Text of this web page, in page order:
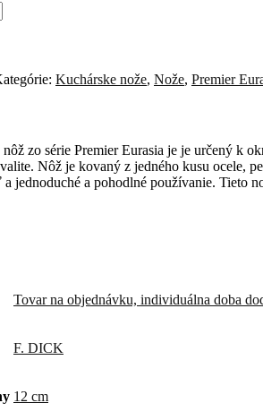
Kuchárske nože, Nože, Premier
zo série Premier Eurasia je je určený k
Nôž je kovaný z jedného kusu
jednoduché a pohodlné používanie. Tieto
Tovar na objednávku, individuálna doba
F. DICK
12 cm